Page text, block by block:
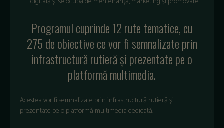
Programulcuprinde12rutetematice, cu
275 deobiectivecevorfi semnalizateprin
infrastructurărutierășiprezentatepeo
platformămultimedia.
Acesteavorfisemnalizate prin infrastructură rutierăși
prezentate peoplatformă multimediadedicată.